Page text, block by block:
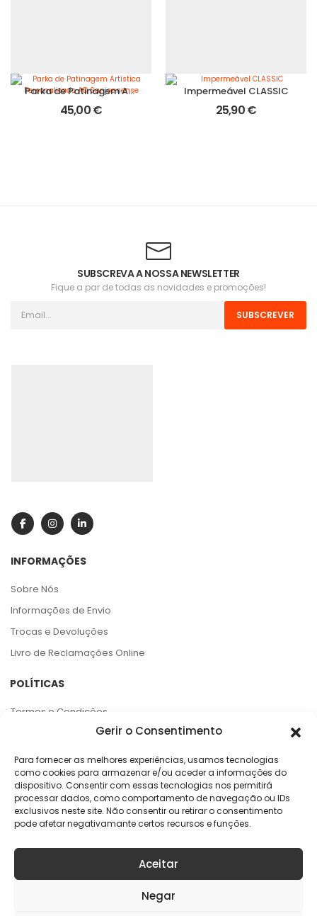
Gerir o Consentimento
Para fornecer as melhores experiências, usamos tecnologias
como cookies para armazenar e/ou aceder a informações do
dispositivo. Consentir com essas tecnologias nos permitirá
processar dados, como comportamento de navegação ou IDs
exclusivos neste site. Não consentir ou retirar o consentimento
pode afetar negativamante certos recursos e funções.
Aceitar
Negar
Parka de Patinagem Artística Personalizado AD Sanjoanense
45,00€
Impermeável CLASSIC
25,90€
INFORMAÇÕES
Sobre Nós
Informações de Envio
Trocas e Devoluções
Livro de Reclamações Online
POLÍTICAS
Termos e Condições
Política de Privacidade
Política de Cookies
Centro de Arbitragem e RAL
APOIO AO CLIENTE
Rua da Argila, 141
4445-027 Alfena
online@geracaoaudaciosa.pt
SUBSCREVA A NOSSA NEWSLETTER
Fique a par de todas as novidades e promoções!
SUBSCREVER